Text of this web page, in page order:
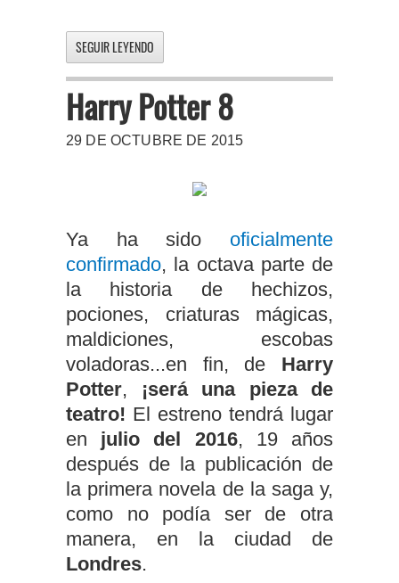
SEGUIR LEYENDO
Harry Potter 8
29 DE OCTUBRE DE 2015
Ya ha sido oficialmente
confirmado, la octava parte de
la historia de hechizos,
pociones, criaturas mágicas,
maldiciones, escobas
voladoras...en fin, de Harry
Potter, ¡será una pieza de
teatro! El estreno tendrá lugar
en julio del 2016, 19 años
después de la publicación de
la primera novela de la saga y,
como no podía ser de otra
manera, en la ciudad de
Londres.